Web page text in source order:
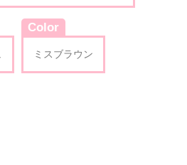
Color
ミスブラウン